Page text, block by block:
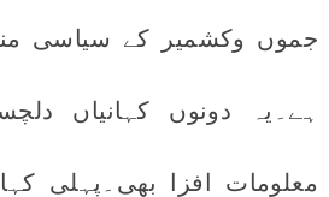
جموں وکشمیر کے سیاسی
ہے۔یہ دونوں کہانیاں
معلومات افزا بھی۔پہلی